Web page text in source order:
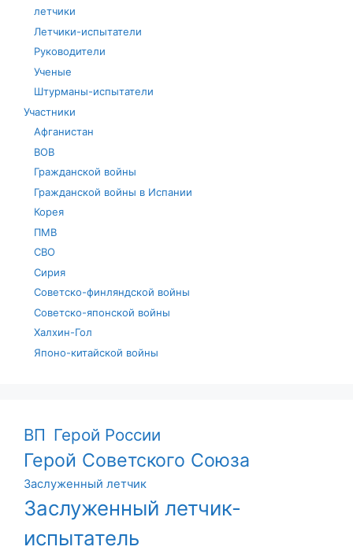
летчики
Летчики-испытатели
Руководители
Ученые
Штурманы-испытатели
Участники
Афганистан
ВОВ
Гражданской войны
Гражданской войны в Испании
Корея
ПМВ
СВО
Сирия
Советско-финляндской войны
Советско-японской войны
Халхин-Гол
Японо-китайской войны
ВП Герой России
Герой Советского Союза
Заслуженный летчик
Заслуженный летчик-
испытатель